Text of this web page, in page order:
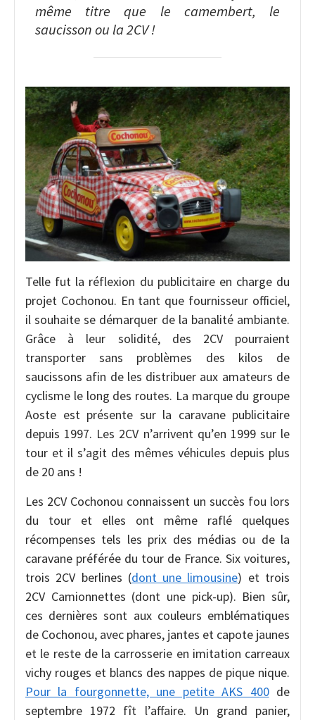
même titre que le camembert, le
saucisson ou la 2CV !
Telle fut la réflexion du publicitaire en charge du
projet Cochonou. En tant que fournisseur officiel,
il souhaite se démarquer de la banalité ambiante.
Grâce à leur solidité, des 2CV pourraient
transporter sans problèmes des kilos de
saucissons afin de les distribuer aux amateurs de
cyclisme le long des routes. La marque du groupe
Aoste est présente sur la caravane publicitaire
depuis 1997. Les 2CV n’arrivent qu’en 1999 sur le
tour et il s’agit des mêmes véhicules depuis plus
de 20 ans !
Les 2CV Cochonou connaissent un succès fou lors
du tour et elles ont même raflé quelques
récompenses tels les prix des médias ou de la
caravane préférée du tour de France. Six voitures,
trois 2CV berlines (dont une limousine) et trois
2CV Camionnettes (dont une pick-up). Bien sûr,
ces dernières sont aux couleurs emblématiques
de Cochonou, avec phares, jantes et capote jaunes
et le reste de la carrosserie en imitation carreaux
vichy rouges et blancs des nappes de pique nique.
Pour la fourgonnette, une petite AKS 400de
septembre 1972 fît l’affaire. Un grand panier,